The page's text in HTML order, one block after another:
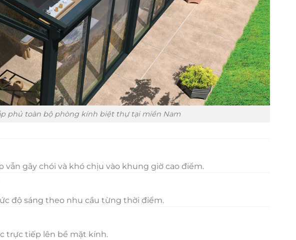
phủ toàn bộ phòng kính biệt thự tại miền Nam
gây chói và khó chịu vào khung giờ cao điểm.
độ sáng theo nhu cầu từng thời điểm.
trực tiếp lên bề mặt kính.